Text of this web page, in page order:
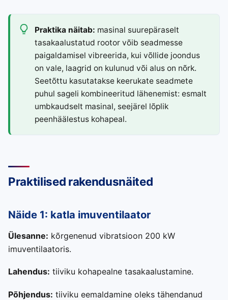
Praktika näitab: masinal suurepäraselt
tasakaalustatud rootor võib seadmesse
paigaldamisel vibreerida, kui võllide joondus
on vale, laagrid on kulunud või alus on nõrk.
Seetõttu kasutatakse keerukate seadmete
puhul sageli kombineeritud lähenemist: esmalt
umbkaudselt masinal, seejärel lõplik
peenhäälestus kohapeal.
Praktilised rakendusnäited
Näide 1: katla imuventilaator
Ülesanne: kõrgenenud vibratsioon 200 kW
imuventilaatoris.
Lahendus: tiiviku kohapealne tasakaalustamine.
Põhjendus: tiiviku eemaldamine oleks tähendanud